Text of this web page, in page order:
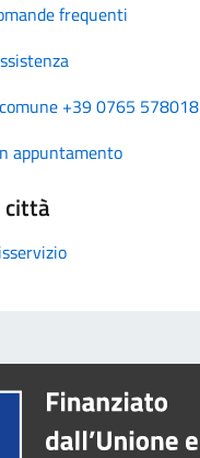
frequenti
+39 0765 578018
appuntamento
città